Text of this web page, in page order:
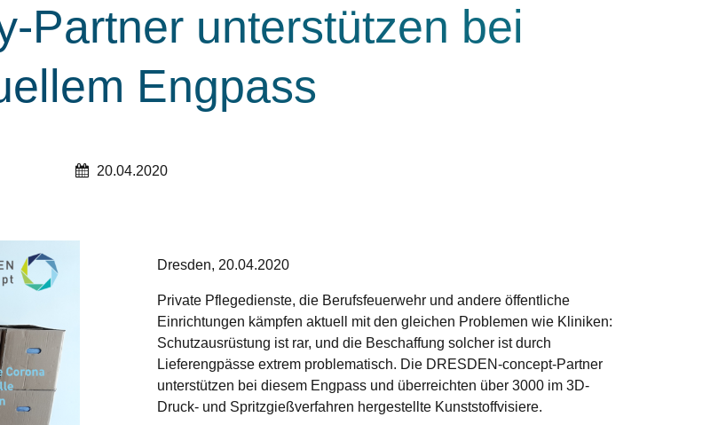
Partner unterstützen bei
Engpass
20.04.2020
Dresden, 20.04.2020
Private Pflegedienste, die Berufsfeuerwehr und andere öffentliche
Einrichtungen kämpfen aktuell mit den gleichen Problemen wie Kliniken:
Schutzausrüstung ist rar, und die Beschaffung solcher ist durch
Lieferengpässe extrem problematisch. Die DRESDEN-concept-Partner
unterstützen bei diesem Engpass und überreichten über 3000 im 3D-
Druck- und Spritzgießverfahren hergestellte Kunststoffvisiere.